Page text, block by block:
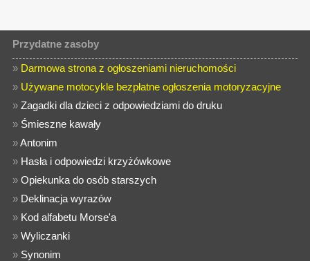
Przydatne zasoby
» Darmowa strona z ogłoszeniami nieruchomości
» Używane motocykle bezpłatne ogłoszenia motoryzacyjne
»Zagadki dla dzieci z odpowiedziami do druku
» Śmieszne kawały
»Antonim
» Hasła i odpowiedzi krzyżówkowe
»Opiekunka do osób starszych
» Deklinacja wyrazów
» Kod alfabetu Morse'a
»Wyliczanki
» Synonim